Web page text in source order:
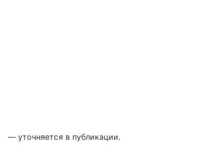
— уточняется в публикации.